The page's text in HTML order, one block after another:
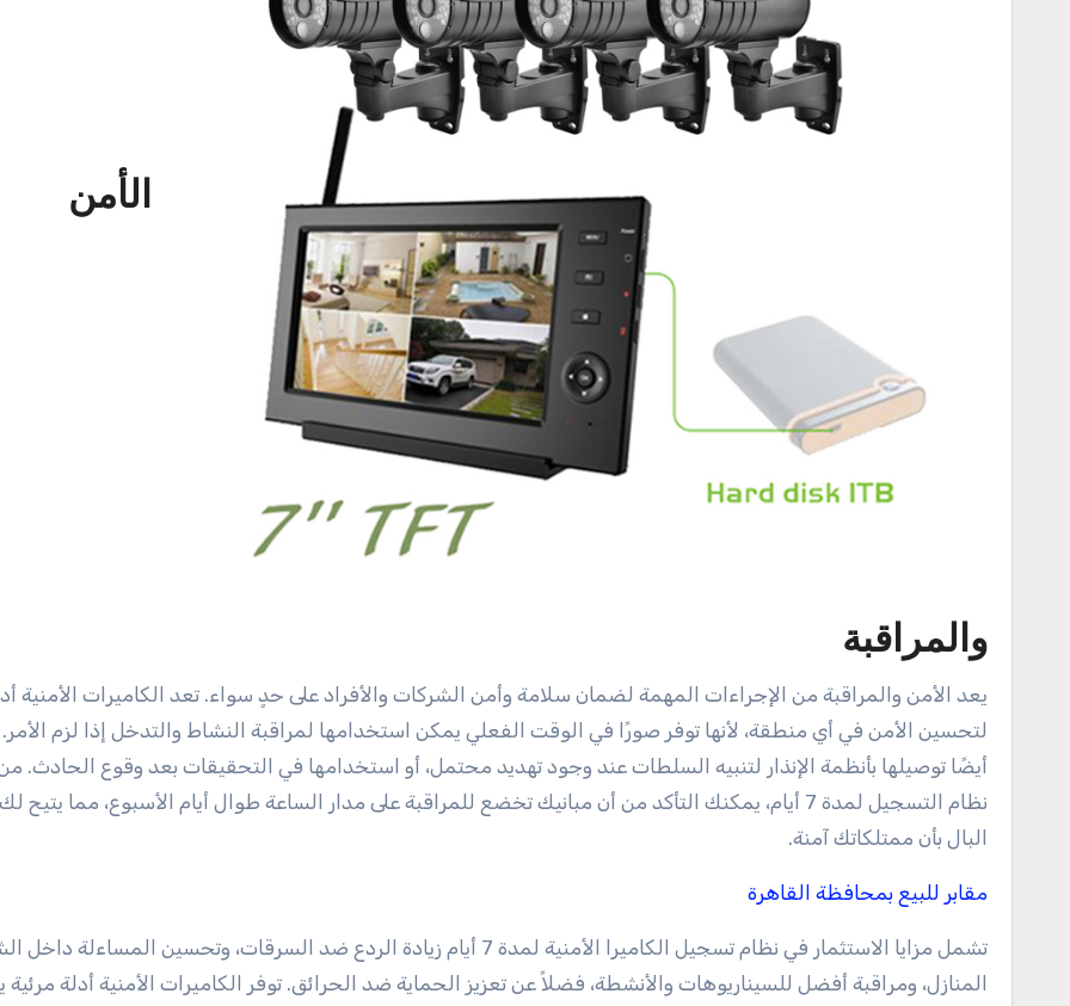
الأمن
والمراقبة
يعد الأمن والمراقبة من الإجراءات المهمة لضمان سلامة وأمن الشركات والأفراد على حدٍ سواء. تعد الكاميرات الأمنية
لتحسين الأمن في أي منطقة، لأنها توفر صورًا في الوقت الفعلي يمكن استخدامها لمراقبة النشاط والتدخل إذا لزم
أيضًا توصيلها بأنظمة الإنذار لتنبيه السلطات عند وجود تهديد محتمل، أو استخدامها في التحقيقات بعد وقوع الحادث.
نظام التسجيل لمدة 7 أيام، يمكنك التأكد من أن مبانيك تخضع للمراقبة على مدار الساعة طوال أيام الأسبوع، مما يتيح
البال بأن ممتلكاتك آمنة.
مقابر للبيع بمحافظة القاهرة
تشمل مزايا الاستثمار في نظام تسجيل الكاميرا الأمنية لمدة 7 أيام زيادة الردع ضد السرقات، وتحسين
المنازل، ومراقبة أفضل للسيناريوهات والأنشطة، فضلاً عن تعزيز الحماية ضد الحرائق. توفر الكاميرات الأمنية أدلة